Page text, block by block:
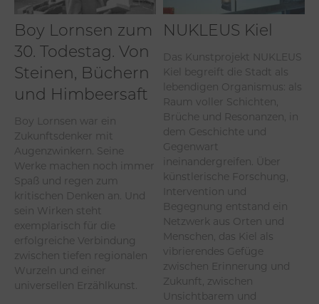
Boy Lornsen zum
30. Todestag. Von
Steinen, Büchern
und Himbeersaft
Boy Lornsen war ein
Zukunftsdenker mit
Augenzwinkern. Seine
Werke machen noch immer
Spaß und regen zum
kritischen Denken an. Und
sein Wirken steht
exemplarisch für die
erfolgreiche Verbindung
zwischen tiefen regionalen
Wurzeln und einer
universellen Erzählkunst.
NUKLEUS Kiel
Das Kunstprojekt NUKLEUS
Kiel begreift die Stadt als
lebendigen Organismus: als
Raum voller Schichten,
Brüche und Resonanzen, in
dem Geschichte und
Gegenwart
ineinandergreifen. Über
künstlerische Forschung,
Intervention und
Begegnung entstand ein
Netzwerk aus Orten und
Menschen, das Kiel als
vibrierendes Gefüge
zwischen Erinnerung und
Zukunft, zwischen
Unsichtbarem und